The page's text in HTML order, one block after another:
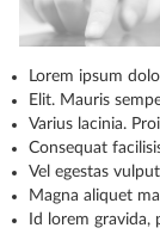
Lorem ipsum
Elit. Mauris
Varius lacinia.
Consequat
Vel egestas
Magna aliquet
Id lorem